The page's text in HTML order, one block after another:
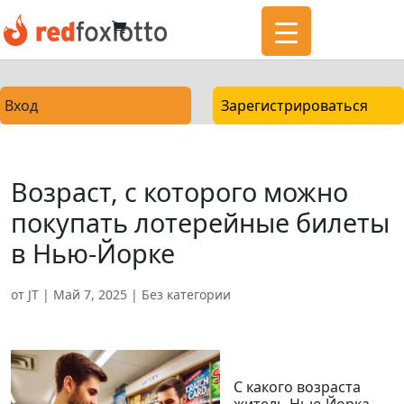
Вход Зарегистрироваться
Возраст, с которого можно
покупать лотерейные билеты
в Нью-Йорке
от JT | Май 7, 2025 | Без категории
С какого возраста